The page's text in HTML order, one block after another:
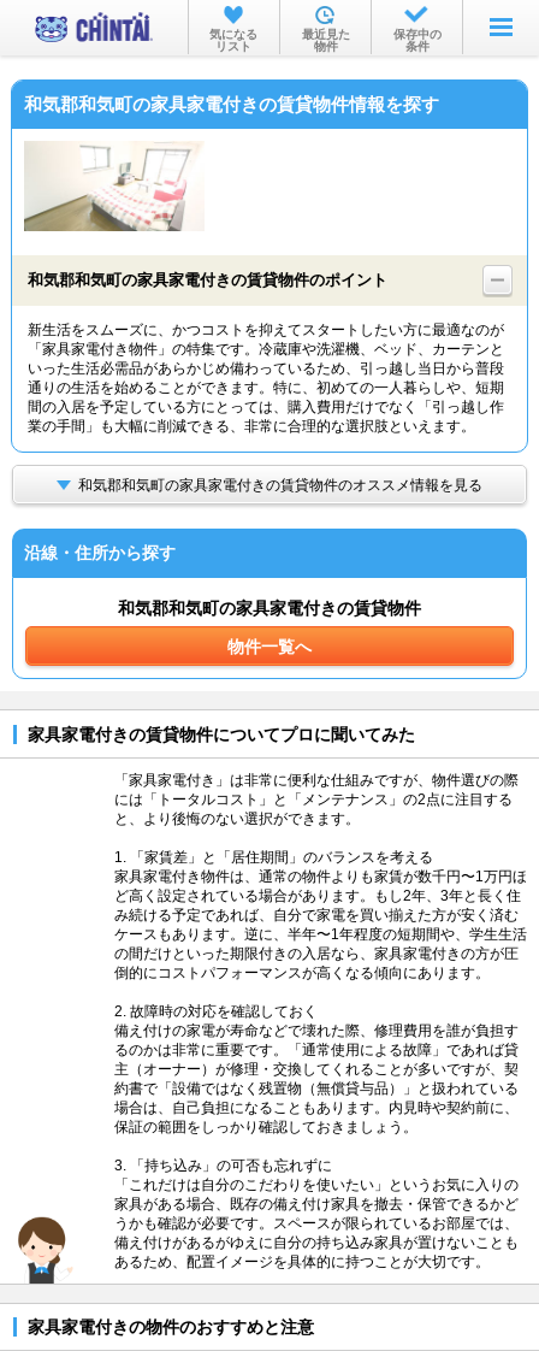
お部屋を探す
沿線・駅から
物件特集から
TOP
気になる
リスト
最近見た
物件
保存中の
条件
和気郡和気町の家具家電付きの賃貸物件情報を探す
和気郡和気町の家具家電付きの賃貸物件のポイント
新生活をスムーズに、かつコストを抑えてスタートしたい方に最適なのが
「家具家電付き物件」の特集です。冷蔵庫や洗濯機、ベッド、カーテンと
いった生活必需品があらかじめ備わっているため、引っ越し当日から普段
通りの生活を始めることができます。特に、初めての一人暮らしや、短期
間の入居を予定している方にとっては、購入費用だけでなく「引っ越し作
業の手間」も大幅に削減できる、非常に合理的な選択肢といえます。
和気郡和気町の家具家電付きの賃貸物件のオススメ情報を見る
沿線・住所から探す
和気郡和気町の家具家電付きの賃貸物件
物件一覧へ
家具家電付きの賃貸物件についてプロに聞いてみた
「家具家電付き」は非常に便利な仕組みですが、物件選びの際
には「トータルコスト」と「メンテナンス」の2点に注目する
と、より後悔のない選択ができます。
1. 「家賃差」と「居住期間」のバランスを考える
家具家電付き物件は、通常の物件よりも家賃が数千円〜1万円ほ
ど高く設定されている場合があります。もし2年、3年と長く住
み続ける予定であれば、自分で家電を買い揃えた方が安く済む
ケースもあります。逆に、半年〜1年程度の短期間や、学生生活
の間だけといった期限付きの入居なら、家具家電付きの方が圧
倒的にコストパフォーマンスが高くなる傾向にあります。
2. 故障時の対応を確認しておく
備え付けの家電が寿命などで壊れた際、修理費用を誰が負担す
るのかは非常に重要です。「通常使用による故障」であれば貸
主（オーナー）が修理・交換してくれることが多いですが、契
約書で「設備ではなく残置物（無償貸与品）」と扱われている
場合は、自己負担になることもあります。内見時や契約前に、
保証の範囲をしっかり確認しておきましょう。
3. 「持ち込み」の可否も忘れずに
「これだけは自分のこだわりを使いたい」というお気に入りの
家具がある場合、既存の備え付け家具を撤去・保管できるかど
うかも確認が必要です。スペースが限られているお部屋では、
備え付けがあるがゆえに自分の持ち込み家具が置けないことも
あるため、配置イメージを具体的に持つことが大切です。
家具家電付きの物件のおすすめと注意